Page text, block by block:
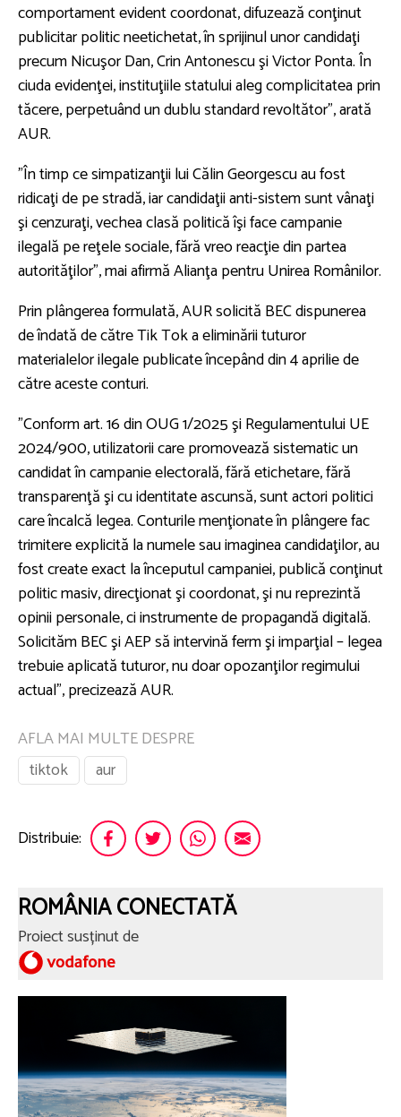
comportament evident coordonat, difuzează conţinut
publicitar politic neetichetat, în sprijinul unor candidaţi
precum Nicuşor Dan, Crin Antonescu şi Victor Ponta. În
ciuda evidenţei, instituţiile statului aleg complicitatea prin
tăcere, perpetuând un dublu standard revoltător”, arată
AUR.
”În timp ce simpatizanţii lui Călin Georgescu au fost
ridicaţi de pe stradă, iar candidaţii anti-sistem sunt vânaţi
şi cenzuraţi, vechea clasă politică îşi face campanie
ilegală pe reţele sociale, fără vreo reacţie din partea
autorităţilor”, mai afirmă Alianţa pentru Unirea Românilor.
Prin plângerea formulată, AUR solicită BEC dispunerea
de îndată de către Tik Tok a eliminării tuturor
materialelor ilegale publicate începând din 4 aprilie de
către aceste conturi.
”Conform art. 16 din OUG 1/2025 şi Regulamentului UE
2024/900, utilizatorii care promovează sistematic un
candidat în campanie electorală, fără etichetare, fără
transparenţă şi cu identitate ascunsă, sunt actori politici
care încalcă legea. Conturile menţionate în plângere fac
trimitere explicită la numele sau imaginea candidaţilor, au
fost create exact la începutul campaniei, publică conţinut
politic masiv, direcţionat şi coordonat, şi nu reprezintă
opinii personale, ci instrumente de propagandă digitală.
Solicităm BEC şi AEP să intervină ferm şi imparţial – legea
trebuie aplicată tuturor, nu doar opozanţilor regimului
actual”, precizează AUR.
AFLA MAI MULTE DESPRE
tiktok
aur
Distribuie:
ROMÂNIA CONECTATĂ
Proiect susținut de